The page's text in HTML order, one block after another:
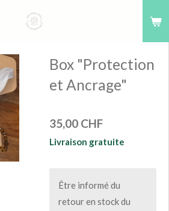
Box "Protection
et Ancrage"
35,00 CHF
Livraison gratuite
Être informé du
retour en stock du